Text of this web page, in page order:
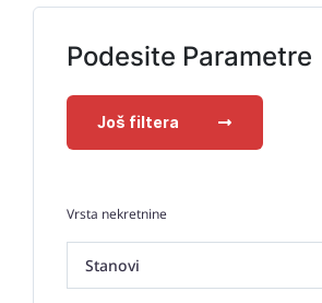
Podesite Parametre
Još filtera
Vrsta nekretnine